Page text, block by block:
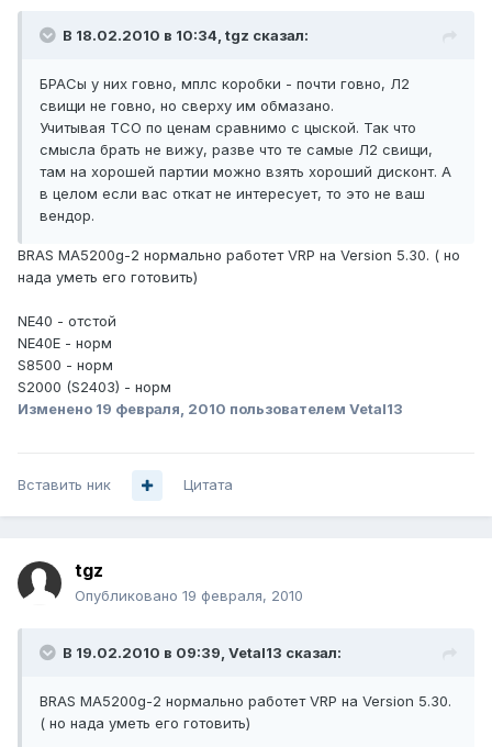
В 18.02.2010 в 10:34, tgz сказал:
БРАСы у них говно, мплс коробки - почти говно, Л2
свищи не говно, но сверху им обмазано.
Учитывая TCO по ценам сравнимо с цыской. Так что
смысла брать не вижу, разве что те самые Л2 свищи,
там на хорошей партии можно взять хороший дисконт. А
в целом если вас откат не интересует, то это не ваш
вендор.
BRAS MA5200g-2 нормально работет VRP на Version 5.30. ( но
нада уметь его готовить)
NE40 - отстой
NE40E - норм
S8500 - норм
S2000 (S2403) - норм
Изменено 19 февраля, 2010 пользователем Vetal13
Вставить ник Цитата
tgz
Опубликовано 19 февраля, 2010
В 19.02.2010 в 09:39, Vetal13 сказал:
BRAS MA5200g-2 нормально работет VRP на Version 5.30.
( но нада уметь его готовить)